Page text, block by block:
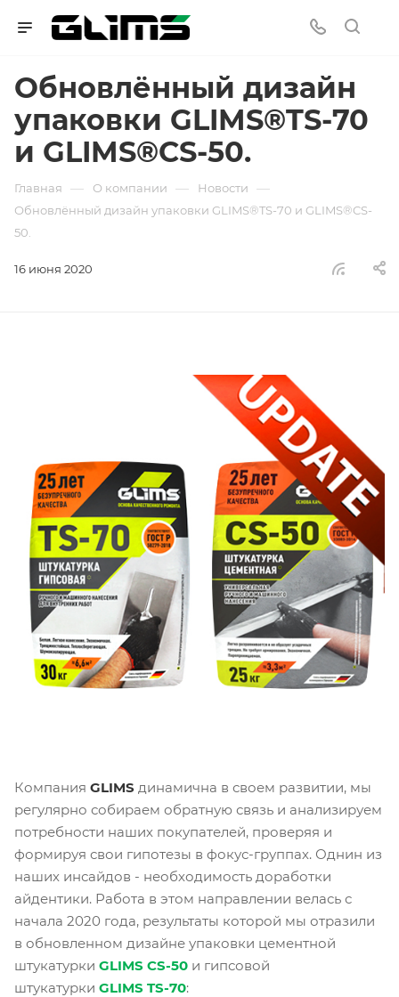
Обновлённый дизайн
упаковки GLIMS®TS-70
и GLIMS®CS-50.
Главная — О компании — Новости —
Обновлённый дизайн упаковки GLIMS®TS-70 и GLIMS®CS-
50.
16 июня 2020
Компания GLIMS динамична в своем развитии, мы
регулярно собираем обратную связь и анализируем
потребности наших покупателей, проверяя и
формируя свои гипотезы в фокус-группах. Однин из
наших инсайдов - необходимость доработки
айдентики. Работа в этом направлении велась с
начала 2020 года, результаты которой мы отразили
в обновленном дизайне упаковки цементной
штукатурки GLIMS CS-50 и гипсовой
штукатурки GLIMS TS-70: